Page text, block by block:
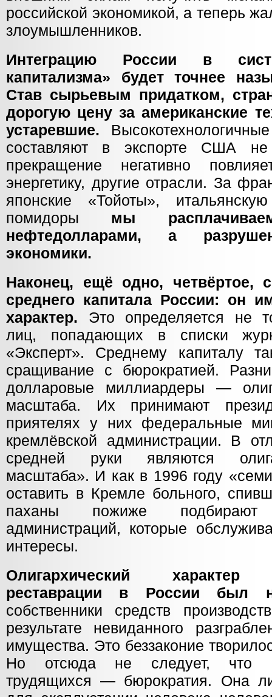
российской экономикой, а теперь
злоумышленников.
Интеграцию России в
капитализма» будет точнее
Став сырьевым придатком,
дорогую цену за американские
устаревшие.
составляют в экспорте США
прекращение негативно
энергетику, другие отрасли. За
японские «Тойоты»,
помидоры мы
нефтедолларами, а
экономики.
Наконец, ещё одно, четвёртое,
среднего капитала России: он
характер. Это определяется не
лиц, попадающих в списки
«Эксперт». Среднему капиталу
сращивание с бюрократией.
долларовые миллиардеры —
масштаба. Их принимают
приятелях у них федеральные
кремлёвской администрации. В
средней руки являются
масштаба». И как в 1996 году
оставить в Кремле больного,
паханы пожиже
администраций, которые
интересы.
Олигархический характер
реставрации в России был
собственники средств
результате невиданного
имущества. Это беззаконие
Но отсюда не следует, что
трудящихся — бюрократия. Она